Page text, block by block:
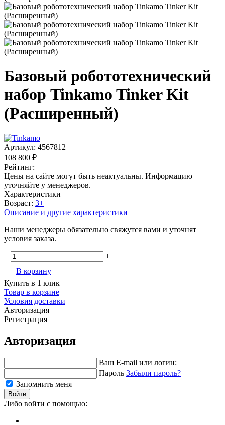
Базовый робототехнический
набор Tinkamo Tinker Kit
(Расширенный)
Артикул: 4567812
108 800 ₽
Рейтинг:
Цены на сайте могут быть неактуальны. Информацию
уточняйте у менеджеров.
Характеристики
Возраст: 3+
Описание и другие характеристики
Наши менеджеры обязательно свяжутся вами и уточнят
условия заказа.
−
+
В корзину
Купить в 1 клик
Товар в корзине
Условия доставки
Авторизация
Регистрация
Авторизация
Ваш E-mail или логин:
Пароль Забыли пароль?
Запомнить меня
Войти
Либо войти с помощью: